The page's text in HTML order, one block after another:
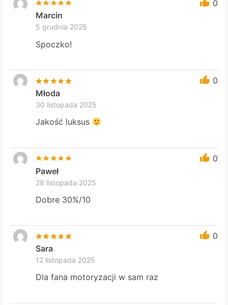
0
Marcin
5 grudnia 2025
Spoczko!
0
Młoda
30 listopada 2025
Jakość luksus
0
Paweł
28 listopada 2025
Dobre 30%/10
0
Sara
12 listopada 2025
Dla fana motoryzacji w sam raz